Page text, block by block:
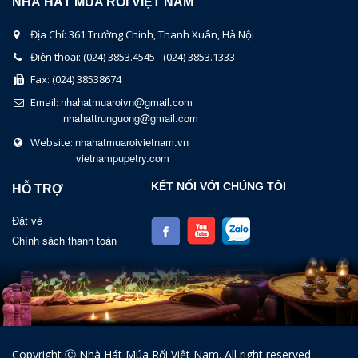
Địa Chỉ: 361 Trường Chinh, Thanh Xuân, Hà Nội
Điện thoại: (024) 3853.4545 - (024) 3853.1333
Fax: (024) 38538674
Email: nhahatmuaroivn@gmail.com
nhahattrunguong@gmail.com
Website: nhahatmuaroivietnam.vn
vietnampupetry.com
HỖ TRỢ
Đặt vé
Chính sách thanh toán
KẾT NỐI VỚI CHÚNG TÔI
Copyright Ⓒ Nhà Hát Múa Rối Việt Nam. All right reserved